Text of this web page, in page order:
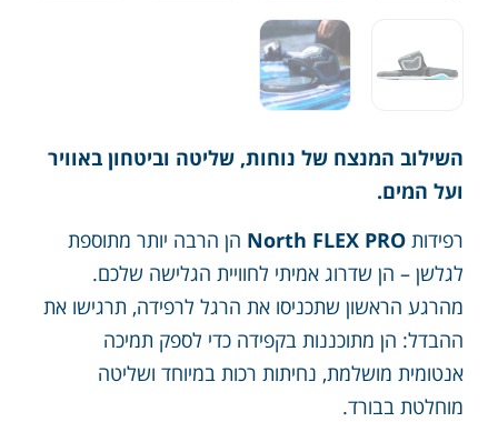
השילוב המנצח של נוחות, שליטה וביטחון באוויר
ועל המים.
רפידותNorth FLEX PRO הן הרבה יותר מתוספת
לגלשן – הן שדרוג אמיתי לחוויית הגלישה שלכם.
מהרגע הראשון שתכניסו את הרגל לרפידה, תרגישו את
ההבדל: הן מתוכננות בקפידה כדי לספק תמיכה
אנטומית מושלמת, נחיתות רכות במיוחד ושליטה
מוחלטת בבורד.